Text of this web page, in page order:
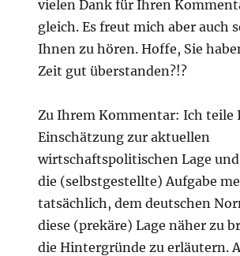
vielen Dank für Ihren
gleich. Es freut mich aber auch
Ihnen zu hören. Hoffe, Sie
Zeit gut überstanden?!?
Zu Ihrem Kommentar: Ich teile
Einschätzung zur aktuellen
wirtschaftspolitischen Lage
die (selbstgestellte) Aufgabe
tatsächlich, dem deutschen
diese (prekäre) Lage näher zu
die Hintergründe zu erläutern.